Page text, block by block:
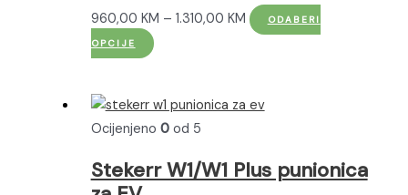
960,00 KM – 1.310,00 KMRaspon
do
ODABERI
OPCIJE
Ovaj
više
varijanti.
Opcije
se
Ocijenjeno 0od 5
Stekerr W1/W1 Plus punionica